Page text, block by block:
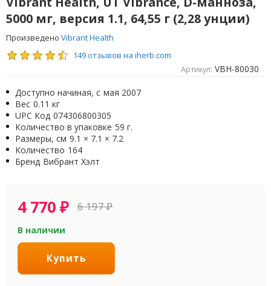
5000 мг, версия 1.1, 64,55 г (2,28 унции)
Произведено Vibrant Health
149 отзывов на iherb.com
Артикул: VBH-80030
Доступно начиная, с мая 2007
Вес 0.11 кг
UPC Код 074306800305
Количество в упаковке 59 г.
Размеры, см 9.1 × 7.1 × 7.2
Количество 164
Бренд Вибрант Хэлт
4 770₽ 6 197₽
В наличии
Купить